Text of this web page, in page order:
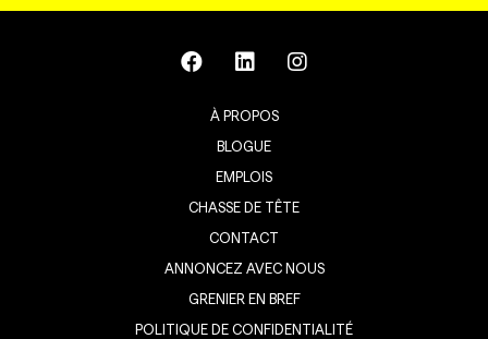
À PROPOS
BLOGUE
EMPLOIS
CHASSE DE TÊTE
CONTACT
ANNONCEZ AVEC NOUS
GRENIER EN BREF
POLITIQUE DE CONFIDENTIALITÉ